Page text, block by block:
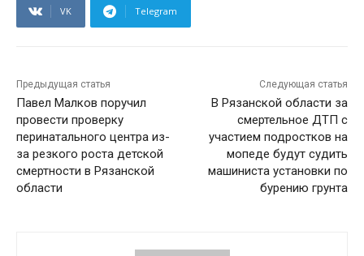
VK Telegram
Предыдущая статья
Павел Малков поручил
провести проверку
перинатального центра из-
за резкого роста детской
смертности в Рязанской
области
Следующая статья
В Рязанской области за
смертельное ДТП с
участием подростков на
мопеде будут судить
машиниста установки по
бурению грунта